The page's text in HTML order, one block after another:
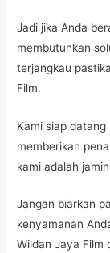
Jadi jika Anda
membutuhkan
terjangkau
Film.
Kami siap datang
memberikan
kami adalah
Jangan biarkan
kenyamanan
Wildan Jaya Film